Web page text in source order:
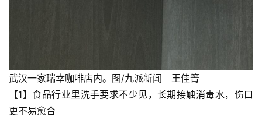
武汉一家瑞幸咖啡店内。图/九派新闻 王佳箐
【1】食品行业里洗手要求不少见，长期接触消毒水，伤口
更不易愈合